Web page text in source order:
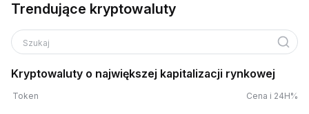
Trendujące kryptowaluty
Szukaj
Kryptowaluty o największej kapitalizacji rynkowej
Token Cena i 24H%